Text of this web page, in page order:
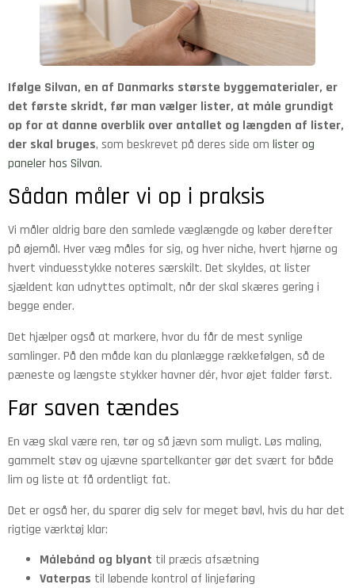
Ifølge Silvan, en af Danmarks største byggematerialer, er
det første skridt, før man vælger lister, at måle grundigt
op for at danne overblik over antallet og længden af lister,
der skal bruges, som beskrevet på deres side om lister og
paneler hos Silvan.
Sådan måler vi op i praksis
Vi måler aldrig bare den samlede væglængde og køber derefter
på øjemål. Hver væg måles for sig, og hver niche, hvert hjørne og
hvert vinduesstykke noteres særskilt. Det skyldes, at lister
sjældent kan udnyttes optimalt, når der skal skæres gering i
begge ender.
Det hjælper også at markere, hvor du får de mest synlige
samlinger. På den måde kan du planlægge rækkefølgen, så de
pæneste og længste stykker havner dér, hvor øjet falder først.
Før saven tændes
En væg skal være ren, tør og så jævn som muligt. Løs maling,
gammelt støv og ujævne spartelkanter gør det svært for både
lim og liste at få ordentligt fat.
Det er også her, du sparer dig selv for meget bøvl, hvis du har det
rigtige værktøj klar:
Målebånd og blyant til præcis afsætning
Vaterpas til løbende kontrol af linjeføring